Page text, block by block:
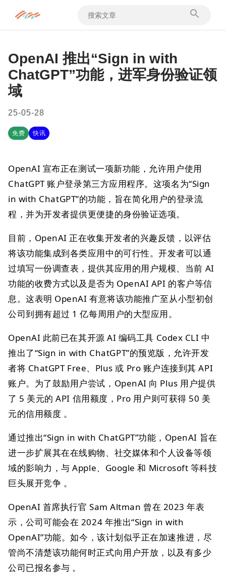
OpenAI 推出“Sign in with
ChatGPT”功能，进军身份验证领
域
25-05-28
免费 快讯
OpenAI 宣布正在测试一项新功能，允许用户使用
ChatGPT 账户登录第三方应用程序。这项名为“Sign
in with ChatGPT”的功能，旨在简化用户的登录流
程，并为开发者提供更便捷的身份验证选项。
目前，OpenAI 正在收集开发者的兴趣反馈，以评估
将该功能集成到各类应用中的可行性。开发者可以通
过填写一份调查表，提供其应用的用户规模、当前 AI
功能的收费方式以及是否为 OpenAI API 的客户等信
息。这表明 OpenAI 有意将该功能推广至从小型初创
公司到拥有超过 1 亿每周用户的大型应用。
OpenAI 此前已在其开源 AI 编码工具 Codex CLI 中
推出了“Sign in with ChatGPT”的预览版，允许开发
者将 ChatGPT Free、Plus 或 Pro 账户连接到其 API
账户。为了鼓励用户尝试，OpenAI 向 Plus 用户提供
了 5 美元的 API 信用额度，Pro 用户则可获得 50 美
元的信用额度 。
通过推出“Sign in with ChatGPT”功能，OpenAI 旨在
进一步扩展其在在线购物、社交媒体和个人设备等领
域的影响力，与 Apple、Google 和 Microsoft 等科技
巨头展开竞争 。
OpenAI 首席执行官 Sam Altman 曾在 2023 年表
示，公司可能会在 2024 年推出“Sign in with
OpenAI”功能。如今，该计划似乎正在加速推进，尽
管尚不清楚该功能何时正式向用户开放，以及有多少
公司已报名参与 。